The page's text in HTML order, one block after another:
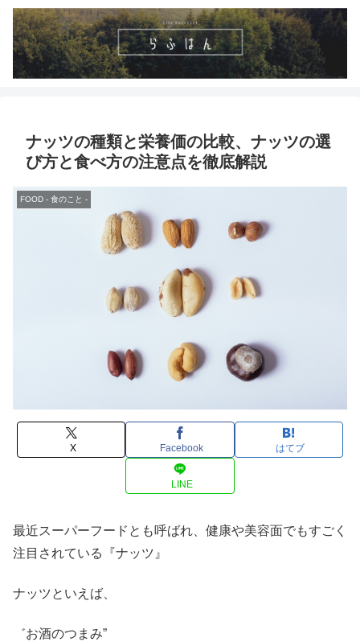
ナッツの種類と栄養価の比較、ナッツの選
び方と食べ方の注意点を徹底解説
FOOD - 食のこと -
X Facebook はてブ
LINE
最近スーパーフードとも呼ばれ、健康や美容面でもすごく
注目されている『ナッツ』
ナッツといえば、
゛お酒のつまみ”